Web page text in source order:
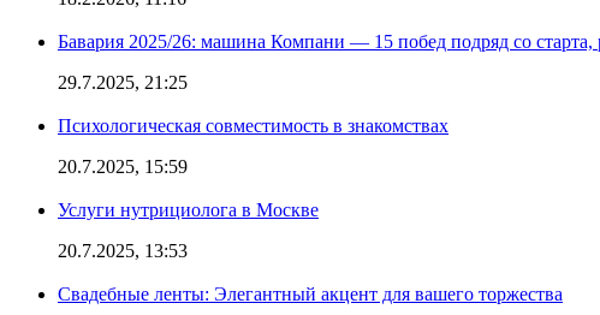
Бавария 2025/26: машина Компани — 15 побед подряд со старта,
29.7.2025, 21:25
Психологическая совместимость в знакомствах
20.7.2025, 15:59
Услуги нутрициолога в Москве
20.7.2025, 13:53
Свадебные ленты: Элегантный акцент для вашего торжества